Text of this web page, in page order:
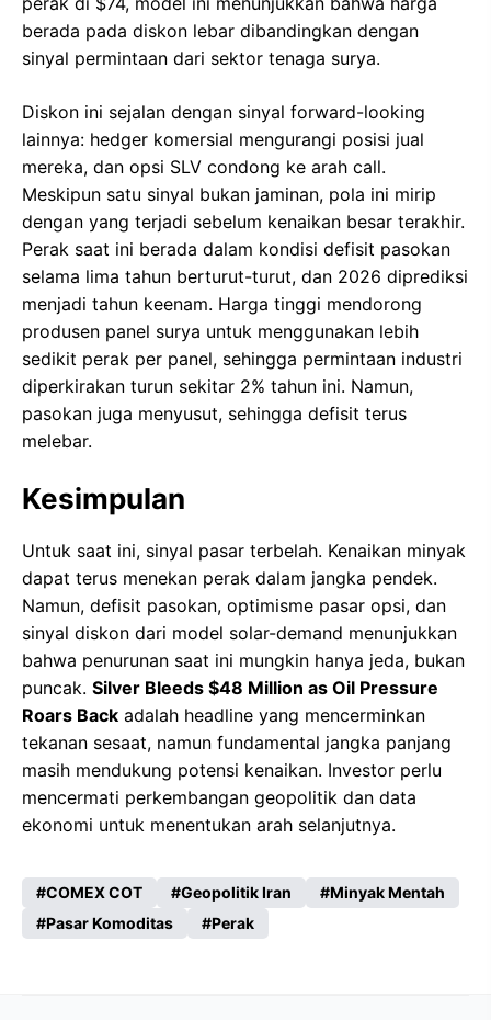
berada pada diskon lebar dibandingkan dengan
sinyal permintaan dari sektor tenaga surya.
Diskon ini sejalan dengan sinyal forward-looking
lainnya: hedger komersial mengurangi posisi jual
mereka, dan opsi SLV condong ke arah call.
Meskipun satu sinyal bukan jaminan, pola ini mirip
dengan yang terjadi sebelum kenaikan besar terakhir.
Perak saat ini berada dalam kondisi defisit pasokan
selama lima tahun berturut-turut, dan 2026 diprediksi
menjadi tahun keenam. Harga tinggi mendorong
produsen panel surya untuk menggunakan lebih
sedikit perak per panel, sehingga permintaan industri
diperkirakan turun sekitar 2% tahun ini. Namun,
pasokan juga menyusut, sehingga defisit terus
melebar.
Kesimpulan
Untuk saat ini, sinyal pasar terbelah. Kenaikan minyak
dapat terus menekan perak dalam jangka pendek.
Namun, defisit pasokan, optimisme pasar opsi, dan
sinyal diskon dari model solar-demand menunjukkan
bahwa penurunan saat ini mungkin hanya jeda, bukan
puncak. Silver Bleeds $48 Million as Oil Pressure
Roars Back adalah headline yang mencerminkan
tekanan sesaat, namun fundamental jangka panjang
masih mendukung potensi kenaikan. Investor perlu
mencermati perkembangan geopolitik dan data
ekonomi untuk menentukan arah selanjutnya.
COMEX COT Geopolitik Iran
Minyak Mentah
Pasar Komoditas
Perak